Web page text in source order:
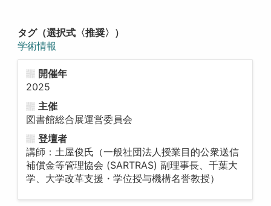
タグ（選択式〈推奨〉）
学術情報
開催年
2025
主催
図書館総合展運営委員会
登壇者
講師：土屋俊氏（一般社団法人授業目的公衆送信
補償金等管理協会 (SARTRAS) 副理事長、千葉大
学、大学改革支援・学位授与機構名誉教授）